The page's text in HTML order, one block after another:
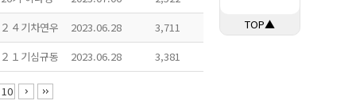
TOP▲
４기차연우
2023.06.28
3,711
１기심규동
2023.06.28 3,381
10